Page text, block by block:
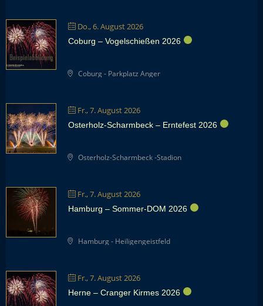
Do., 6. August 2026
Coburg – Vogelschießen 2026
Coburg - Parkplatz Anger
Fr., 7. August 2026
Osterholz-Scharmbeck – Erntefest 2026
Osterholz-Scharmbeck -Stadion
Fr., 7. August 2026
Hamburg – Sommer-DOM 2026
Hamburg - Heiligengeistfeld
Fr., 7. August 2026
Herne – Cranger Kirmes 2026